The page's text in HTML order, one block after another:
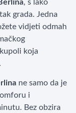
, s lako
grada. Jedna
vidjeti odmah
koja
ne samo da je
i
Bez obzira